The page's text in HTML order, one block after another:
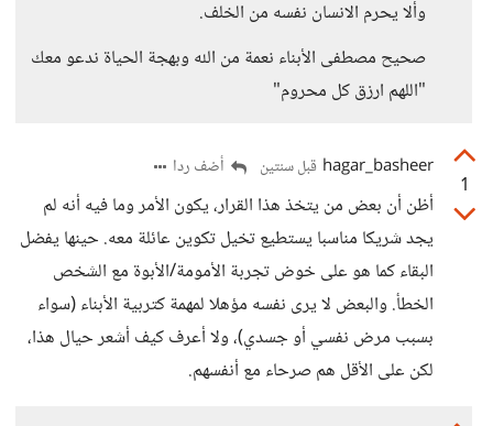
وألا يحرم الانسان نفسه من الخلف.
صحيح مصطفى الأبناء نعمة من الله وبهجة الحياة ندعو معك
"اللهم ارزق كل محروم"
1
hagar_basheer قبل سنتين أضف ردا
أظن أن بعض من يتخذ هذا القرار، يكون الأمر وما فيه أنه لم
يجد شريكا مناسبا يستطيع تخيل تكوين عائلة معه. حينها يفضل
البقاء كما هو على خوض تجربة الأمومة/الأبوة مع الشخص
الخطأ. والبعض لا يرى نفسه مؤهلا لمهمة كتربية الأبناء (سواء
بسبب مرض نفسي أو جسدي)، ولا أعرف كيف أشعر حيال هذا،
لكن على الأقل هم صرحاء مع أنفسهم.